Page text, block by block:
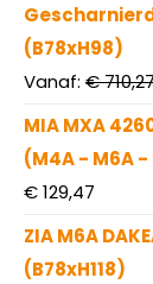
(B78xH98)
Vanaf: €
MIA MXA
(M4A - M6A -
€129,47
ZIA M6A
(B78xH118)